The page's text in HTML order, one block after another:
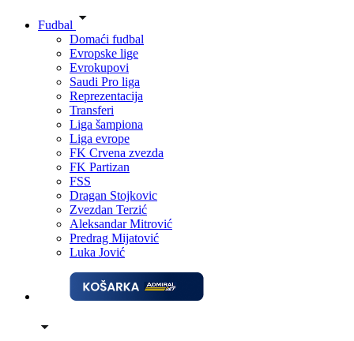
Fudbal
Domaći fudbal
Evropske lige
Evrokupovi
Saudi Pro liga
Reprezentacija
Transferi
Liga šampiona
Liga evrope
FK Crvena zvezda
FK Partizan
FSS
Dragan Stojkovic
Zvezdan Terzić
Aleksandar Mitrović
Predrag Mijatović
Luka Jović